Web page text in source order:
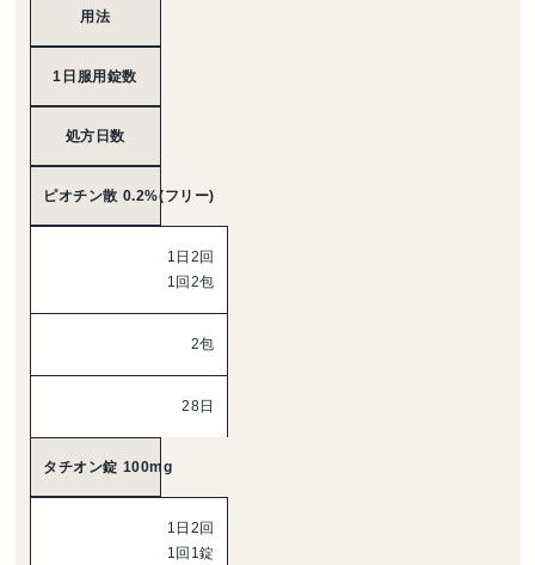
用法
1日服用錠数
処方日数
ピオチン散 0.2%(フリー)
1日2回
1回2包
2包
28日
タチオン錠 100mg
1日2回
1回1錠